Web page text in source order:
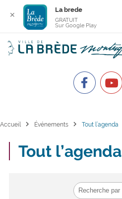
Accueil chevron_right Événements chevron_right Tout l’agenda
Tout l’agenda
✕
La brede
GRATUIT
Sur Google Play